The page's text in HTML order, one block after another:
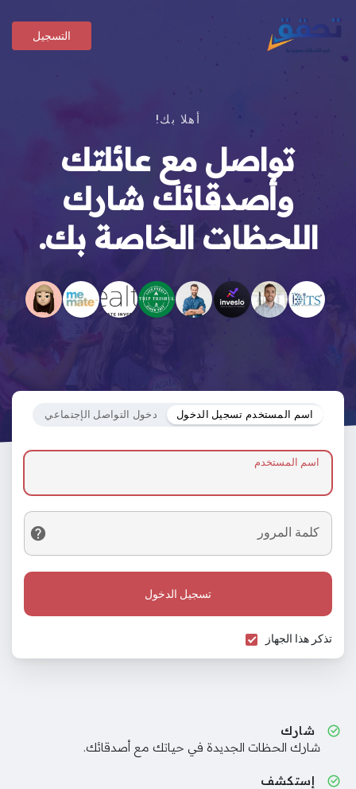
التسجيل
أهلا بك!
تواصل مع عائلتك
وأصدقائك شارك
اللحظات الخاصة بك.
اسم المستخدم تسجيل الدخول دخول التواصل الإجتماعي
اسم المستخدم
كلمة المرور
تسجيل الدخول
تذكر هذا الجهاز
شارك
شارك الحظات الجديدة في حياتك مع أصدقائك.
إستكشف